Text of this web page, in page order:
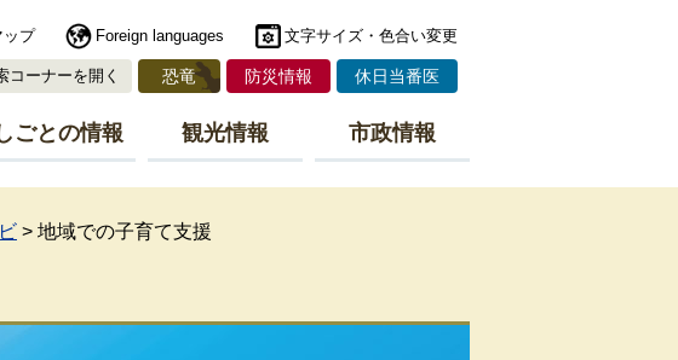
ップ Foreign languages 文字サイズ・色合い変更
コーナーを開く 恐竜 防災情報 休日当番医
ごとの情報 観光情報 市政情報
> 地域での子育て支援